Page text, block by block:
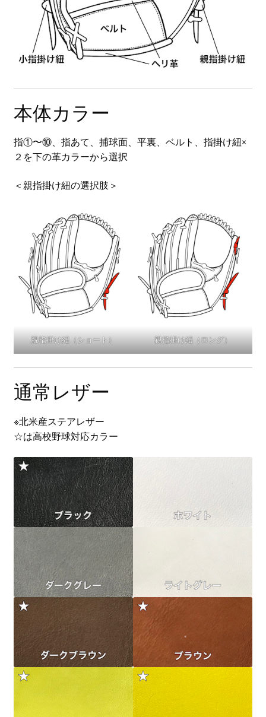
本体カラー
指①〜⑩、指あて、捕球面、平裏、ベルト、指掛け紐×
２を下の革カラーから選択
＜親指掛け紐の選択肢＞
親指掛け紐（ショート） 親指掛け紐（ロング）
通常レザー
※北米産ステアレザー
☆は高校野球対応カラー